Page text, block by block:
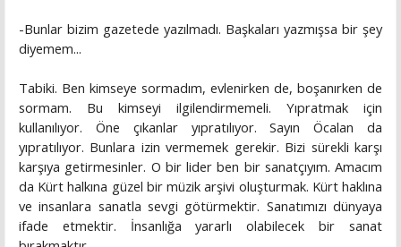
-Bunlar bizim gazetede yazılmadı. Başkaları yazmışsa bir şey
diyemem...
Tabiki. Ben kimseye sormadım, evlenirken de, boşanırken de
sormam. Bu kimseyi ilgilendirmemeli. Yıpratmak için
kullanılıyor. Öne çıkanlar yıpratılıyor. Sayın Öcalan da
yıpratılıyor. Bunlara izin vermemek gerekir. Bizi sürekli karşı
karşıya getirmesinler. O bir lider ben bir sanatçıyım. Amacım
da Kürt halkına güzel bir müzik arşivi oluşturmak. Kürt haklına
ve insanlara sanatla sevgi götürmektir. Sanatımızı dünyaya
ifade etmektir. İnsanlığa yararlı olabilecek bir sanat